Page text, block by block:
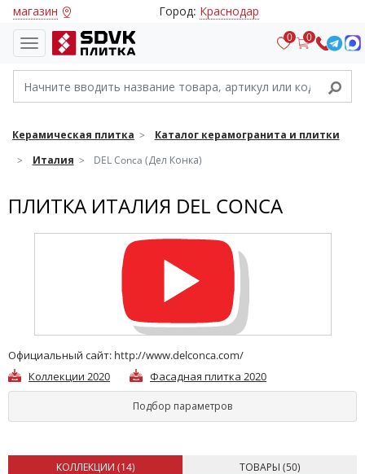
магазин Город: Краснодар
0 0
Керамическая плитка
Каталог керамогранита и плитки
Италия
DEL Conca (Дел Конка)
ПЛИТКА ИТАЛИЯ DEL CONCA
Официальный сайт: http://www.delconca.com/
Коллекции 2020
Фасадная плитка 2020
Подбор параметров
КОЛЛЕКЦИИ (14) ТОВАРЫ (50)